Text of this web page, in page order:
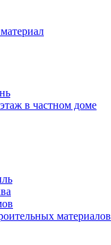
в частном доме
материалов